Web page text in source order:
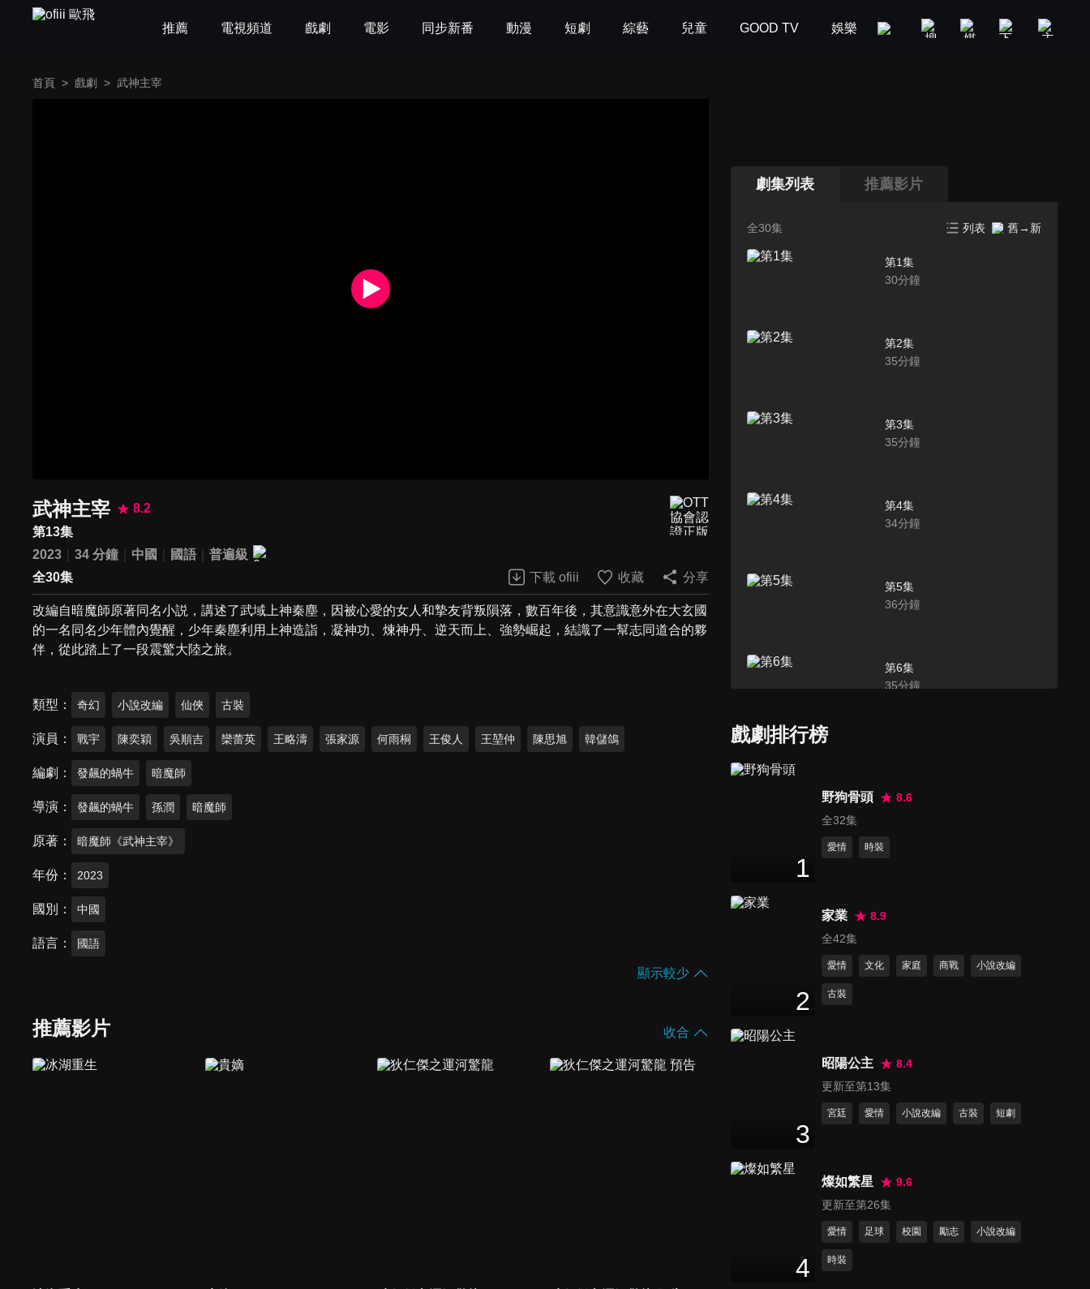
推薦 電視頻道 戲劇 電影 同步新番 動漫 短劇 綜藝 兒童 GOOD TV 娛樂 美食旅遊 新聞政論
首頁 > 戲劇 > 武神主宰
武神主宰
8.2
第13集
2023
34 分鐘 中國 國語
普遍級
全30集
下載 ofiii 收藏 分享
改編自暗魔師原著同名小説，講述了武域上神秦塵，因被心愛的女人和摯友背叛隕落，數百年後，其意識意外在大玄國
的一名同名少年體內覺醒，少年秦塵利用上神造詣，凝神功、煉神丹、逆天而上、強勢崛起，結識了一幫志同道合的夥
伴，從此踏上了一段震驚大陸之旅。
類型 奇幻 小說改編 仙俠 古裝
演員 戰宇 陳奕穎 吳順吉 欒蕾英 王略濤 張家源 何雨桐 王俊人 王堃仲 陳思旭 韓儲鴿
編劇 發飆的蝸牛 暗魔師
導演 發飆的蝸牛 孫潤 暗魔師
原著 暗魔師《武神主宰》
年份 2023
國別 中國
語言 國語
顯示較少
推薦影片 收合
劇集列表 推薦影片
全30集 列表 舊→新
第1集
30分鐘
第2集
35分鐘
第3集
35分鐘
第4集
34分鐘
第5集
36分鐘
第6集
35分鐘
第9集
第11集
35
第13集
戲劇排行榜
1
野狗骨頭
8.6
全32集
愛情 時裝
2
家業
8.9
全42集
愛情 文化 家庭 商戰 小說改編
古裝
3
昭陽公主
8.4
更新至第13集
宮廷 愛情 小說改編 古裝 短劇
4
燦如繁星
9.6
更新至第26集
愛情 足球 校園 勵志 小說改編
時裝